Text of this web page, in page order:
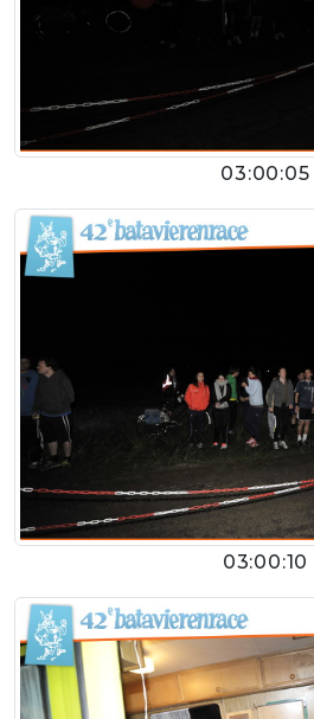
03:00:05
03:00:10